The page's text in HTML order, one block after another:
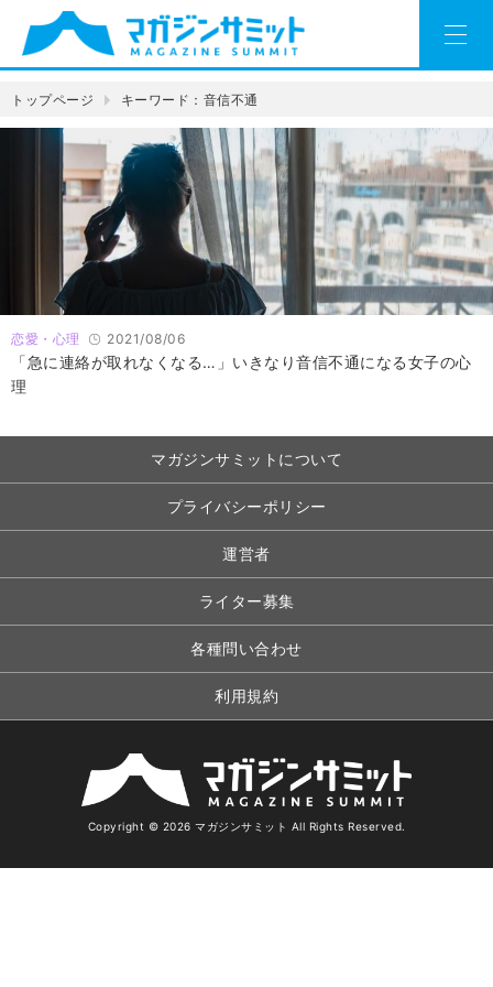
トップページ キーワード：音信不通
恋愛・心理 2021/08/06
「急に連絡が取れなくなる…」いきなり音信不通になる女子の心
理
マガジンサミットについて
プライバシーポリシー
運営者
ライター募集
各種問い合わせ
利用規約
Copyright © 2026 マガジンサミット All Rights Reserved.